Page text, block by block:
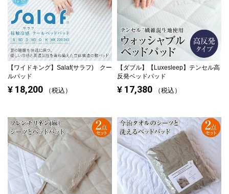
【ワイドキング】 Salaf(サラフ) クー
ルパッド
¥ 18,200 税込
【ダブル】
【Luxesleep】テンセル高
反発ベッドパッド
¥ 17,380 税込